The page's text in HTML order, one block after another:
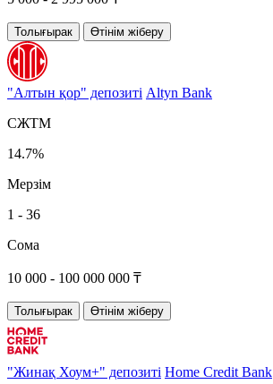
Толығырак Өтінім жіберу
"Алтын қор" депозиті Altyn Bank
СЖТМ
14.7%
Мерзім
1 - 36
Сома
10 000 - 100 000 000 ₸
Толығырак Өтінім жіберу
"Жинақ Хоум+" депозиті Home Credit Bank